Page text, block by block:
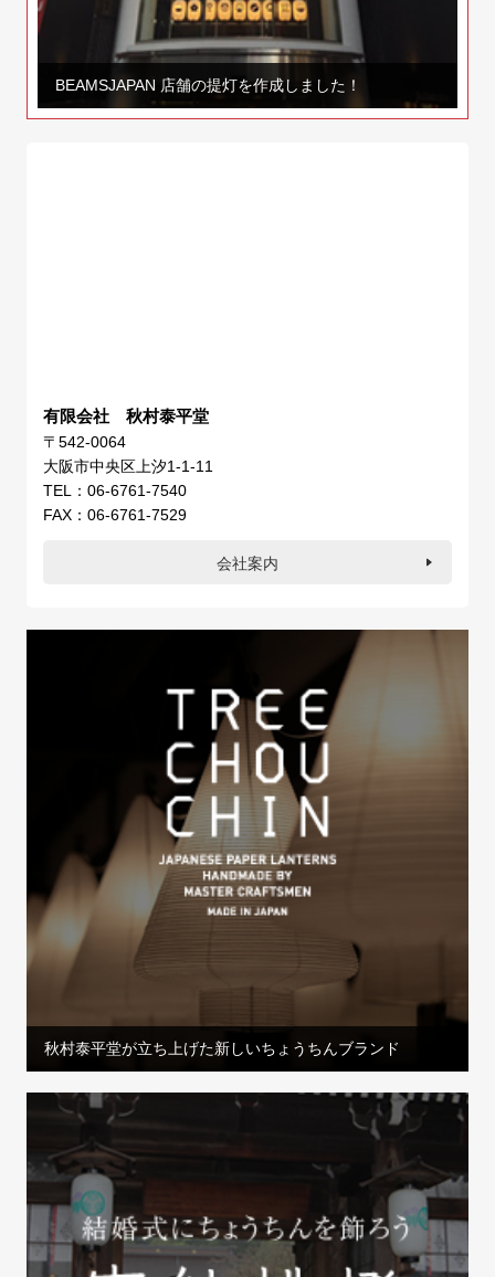
BEAMSJAPAN 店舗の提灯を作成しました！
有限会社 秋村泰平堂
〒542-0064
大阪市中央区上汐1-1-11
TEL：06-6761-7540
FAX：06-6761-7529
会社案内
秋村泰平堂が立ち上げた新しいちょうちんブランド